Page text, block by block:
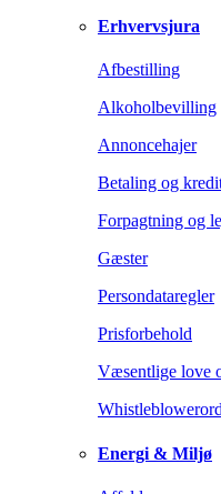
Erhvervsjura
Afbestilling
Alkoholbevilling
Annoncehajer
Betaling og
Forpagtning og
Gæster
Persondataregler
Prisforbehold
Væsentlige love
Energi & Miljø